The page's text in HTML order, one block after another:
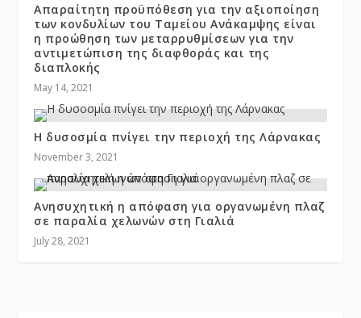
Απαραίτητη προϋπόθεση για την αξιοποίηση
των κονδυλίων του Ταμείου Ανάκαμψης είναι
η προώθηση των μεταρρυθμίσεων για την
αντιμετώπιση της διαφθοράς και της
διαπλοκής
May 14, 2021
Η δυσοσμία πνίγει την περιοχή της Λάρνακας
November 3, 2021
Ανησυχητική η απόφαση για οργανωμένη πλαζ
σε παραλία χελωνών στη Γιαλιά
July 28, 2021